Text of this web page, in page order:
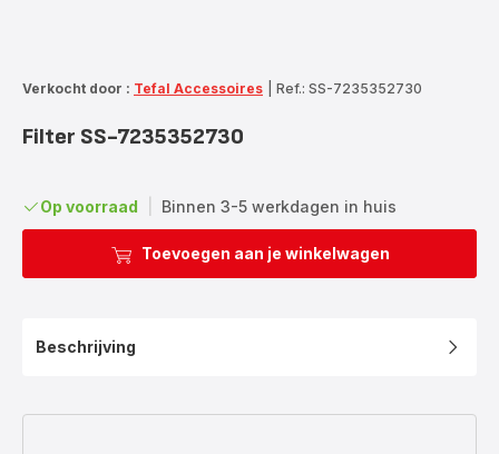
Verkocht door : Tefal Accessoires Ref.: SS-7235352730
Filter SS-7235352730
Op voorraad Binnen 3-5 werkdagen in huis
Toevoegen aan je winkelwagen
Beschrijving